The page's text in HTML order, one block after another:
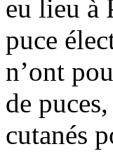
eu lieu à
puce
n’ont
de
cutanés